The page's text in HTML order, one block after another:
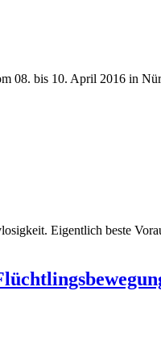
08. bis 10. April 2016 in
Eigentlich beste